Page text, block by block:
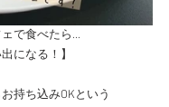
で食べたら...
になる！】
持ち込みOKという